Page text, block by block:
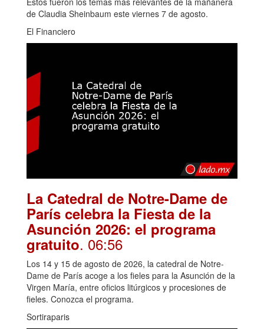
de Claudia Sheinbaum este viernes 7 de agosto.
El Financiero
La Catedral de Notre-Dame de
París celebra la Fiesta de la
Asunción 2026: el programa
gratuito. 06:56
Los 14 y 15 de agosto de 2026, la catedral de Notre-
Dame de París acoge a los fieles para la Asunción de la
Virgen María, entre oficios litúrgicos y procesiones de
fieles. Conozca el programa.
Sortiraparis